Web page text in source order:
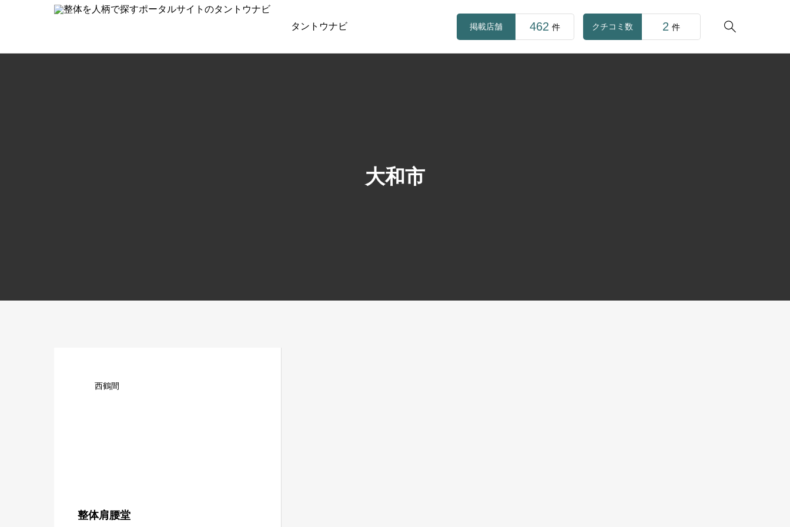
タントウナビ 
掲載店舗 462 件 クチコミ数 2 件
大和市
西鶴間
整体肩腰堂